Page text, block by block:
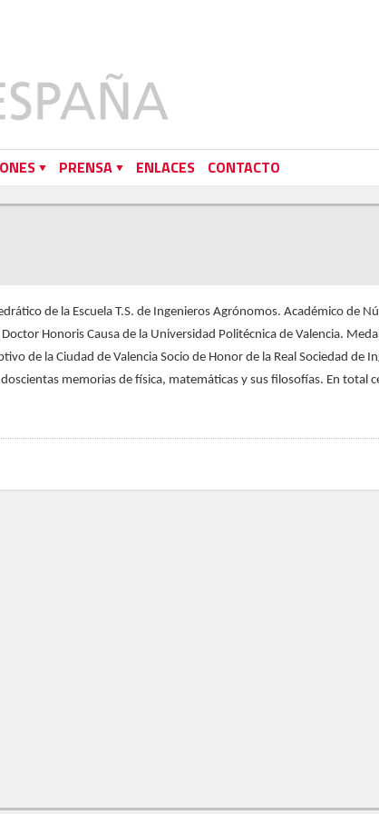
PRENSA ENLACES CONTACTO
de la Escuela T.S. de Ingenieros Agrónomos. Académico de
Honoris Causa de la Universidad Politécnica de Valencia.
de la Ciudad de Valencia Socio de Honor de la Real Sociedad de
memorias de física, matemáticas y sus filosofías. En total